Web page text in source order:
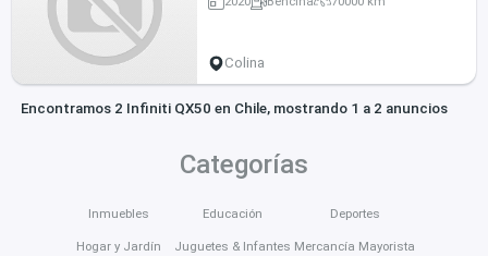
Colina
Encontramos 2 Infiniti QX50 en Chile, mostrando 1 a 2 anuncios
Categorías
Inmuebles
Hogar y Jardín
Educación
Juguetes & Infantes
Deportes
Mercancía Mayorista